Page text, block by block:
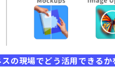
の現場でどう活用できるか